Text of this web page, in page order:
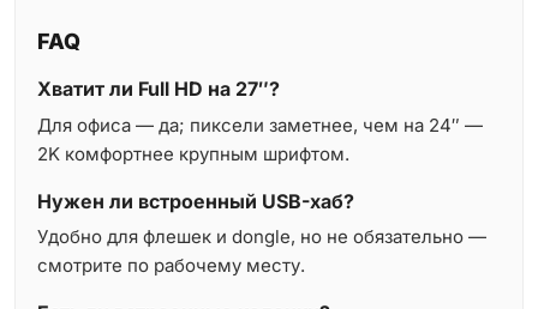
FAQ
Хватит ли Full HD на 27″?
Для офиса — да; пиксели заметнее, чем на 24″ —
2K комфортнее крупным шрифтом.
Нужен ли встроенный USB-хаб?
Удобно для флешек и dongle, но не обязательно —
смотрите по рабочему месту.